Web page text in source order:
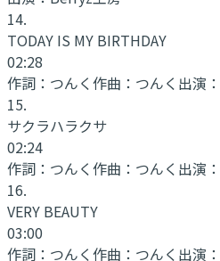
14.
TODAY IS MY BIRTHDAY
02:28
作詞： つんく作曲： つんく 出演：
15.
サクラハラクサ
02:24
作詞： つんく作曲： つんく 出演：
16.
VERY BEAUTY
03:00
作詞： つんく作曲： つんく 出演：